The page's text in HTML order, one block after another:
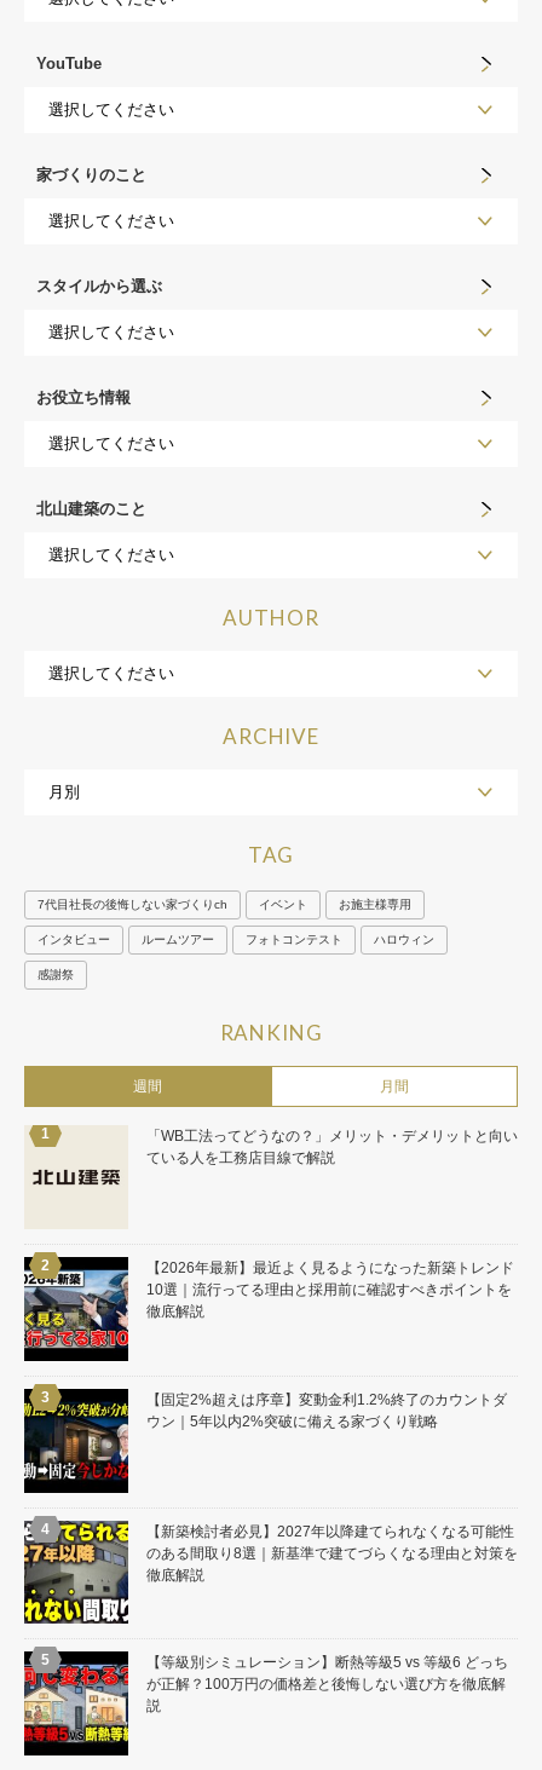
YouTube
家づくりのこと
スタイルから選ぶ
お役立ち情報
北山建築のこと
AUTHOR
ARCHIVE
TAG
7代目社長の後悔しない家づくりch イベント お施主様専用
インタビュー ルームツアー フォトコンテスト ハロウィン
感謝祭
RANKING
週間 月間
「WB工法ってどうなの？」メリット・デメリットと向い
ている人を工務店目線で解説
【2026年最新】最近よく見るようになった新築トレンド
10選｜流行ってる理由と採用前に確認すべきポイントを
徹底解説
【固定2%超えは序章】変動金利1.2%終了のカウントダ
ウン｜5年以内2%突破に備える家づくり戦略
【新築検討者必見】2027年以降建てられなくなる可能性
のある間取り8選｜新基準で建てづらくなる理由と対策を
徹底解説
【等級別シミュレーション】断熱等級5 vs 等級6 どっち
が正解？100万円の価格差と後悔しない選び方を徹底解
説